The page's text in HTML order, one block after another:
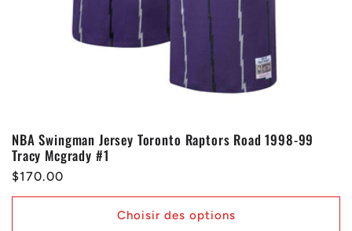
NBA Swingman Jersey Toronto Raptors Road 1998-99
Tracy Mcgrady #1
Prix
habituel
$170.00
Choisir des options